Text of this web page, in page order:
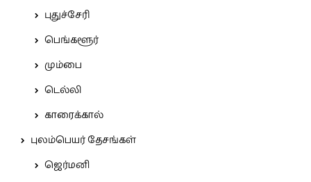
புதுச்சேரி
பெங்களூர்
மும்பை
டெல்லி
காரைக்கால்
புலம்பெயர் தேசங்கள்
ஜெர்மனி